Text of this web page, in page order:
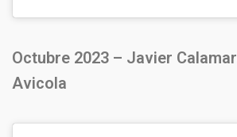
Octubre 2023 – Javier
Avicola